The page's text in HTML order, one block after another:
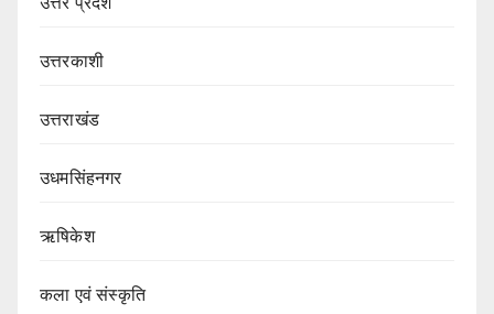
उत्तरकाशी
उत्तराखंड
उधमसिंहनगर
ऋषिकेश
कला एवं संस्कृति